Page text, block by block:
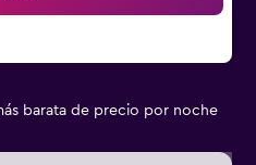
barata de precio por noche